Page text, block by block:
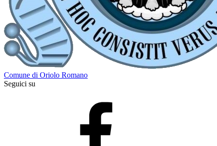
Comune di Oriolo Romano
Seguici su